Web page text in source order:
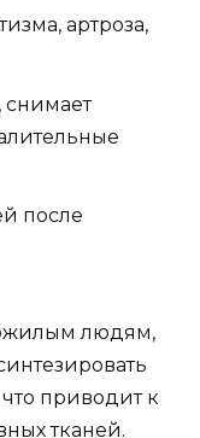
артроза,
снимает
после
людям,
приводит к
тканей.